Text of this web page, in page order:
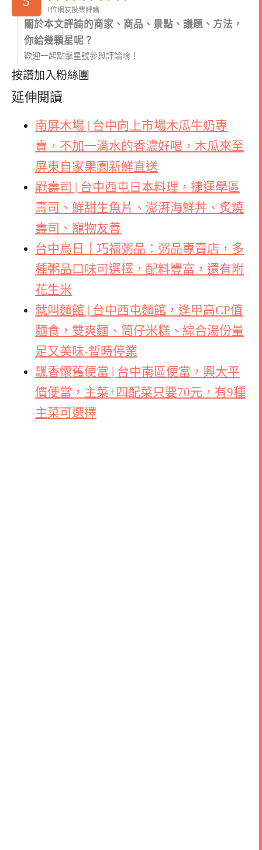
1位網友投票評論
關於本文評論的商家、商品、景點、議題、方法，
你給幾顆星呢？
歡迎一起點擊星號參與評論唷！
按讚加入粉絲團
延伸閱讀
南屏木場 | 台中向上市場木瓜牛奶專
賣，不加一滴水的香濃好喝，木瓜來至
屏東自家果園新鮮直送
屘壽司 | 台中西屯日本料理，捷運學區
壽司、鮮甜生魚片、澎湃海鮮丼、炙燒
壽司、寵物友善
台中烏日｜巧福粥品：粥品專賣店，多
種粥品口味可選擇，配料豐富，還有附
花生米
就叫麵館 | 台中西屯麵館，逢甲高CP值
麵食，雙爽麵、筒仔米糕、綜合湯份量
足又美味-暫時停業
飄香懷舊便當 | 台中南區便當，興大平
價便當，主菜+四配菜只要70元，有9種
主菜可選擇